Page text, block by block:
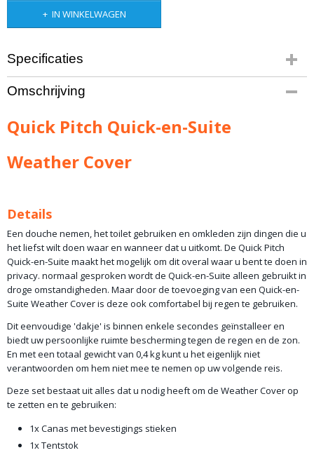
IN WINKELWAGEN
Specificaties
Productcode leverancier
QP-QNS-WC
0,50 Kg
1,00 Kg
Omschrijving
Quick Pitch Quick-en-Suite
Weather Cover
Details
Een douche nemen, het toilet gebruiken en omkleden zijn dingen die u
het liefst wilt doen waar en wanneer dat u uitkomt. De Quick Pitch
Quick-en-Suite maakt het mogelijk om dit overal waar u bent te doen in
privacy. normaal gesproken wordt de Quick-en-Suite alleen gebruikt in
droge omstandigheden. Maar door de toevoeging van een Quick-en-
Suite Weather Cover is deze ook comfortabel bij regen te gebruiken.
Dit eenvoudige 'dakje' is binnen enkele secondes geïnstalleer en
biedt uw persoonlijke ruimte bescherming tegen de regen en de zon.
En met een totaal gewicht van 0,4 kg kunt u het eigenlijk niet
verantwoorden om hem niet mee te nemen op uw volgende reis.
Deze set bestaat uit alles dat u nodig heeft om de Weather Cover op
te zetten en te gebruiken:
1x Canas met bevestigings stieken
1x Tentstok